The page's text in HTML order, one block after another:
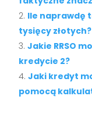
Ile naprawdę
tysięcy złotych?
Jakie RRSO
kredycie 2?
Jaki kredyt
pomocą